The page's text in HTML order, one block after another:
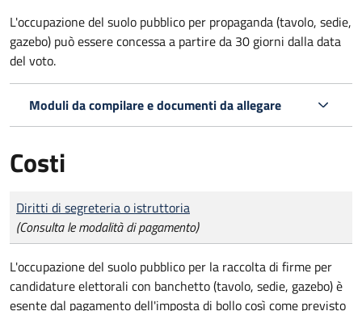
L'occupazione del suolo pubblico per propaganda (tavolo, sedie,
gazebo) può essere concessa a partire da 30 giorni dalla data
del voto.
Moduli da compilare e documenti da allegare
Costi
Tipo di pagamento
Importo
Diritti di segreteria o istruttoria
(Consulta le modalità di pagamento)
L'occupazione del suolo pubblico per la raccolta di firme per
candidature elettorali con banchetto (tavolo, sedie, gazebo) è
esente dal pagamento dell'imposta di bollo così come previsto